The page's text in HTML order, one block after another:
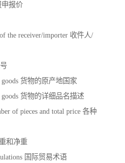
报价
the receiver/importer 收件人/
货物的原产地国家
goods 货物的详细品名描述
of pieces and total price 各种
和净重
国际贸易术语